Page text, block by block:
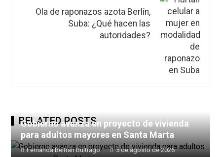
Ola de raponazos azota Berlín,
Suba: ¿Qué hacen las
autoridades?
RELATED POSTS
Gobierno avanza en proyecto de vivienda
para adultos mayores en Santa Marta
Fernanda Beltrán Buitrago 5 de agosto de 2026